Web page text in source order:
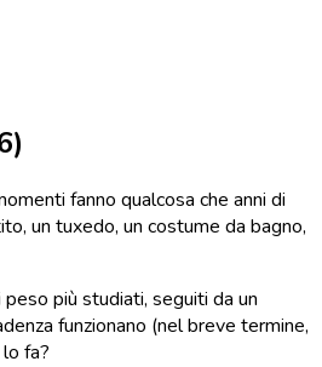
fanno qualcosa che anni di
un tuxedo, un costume da bagno,
più studiati, seguiti da un
funzionano (nel breve termine,
fa?